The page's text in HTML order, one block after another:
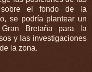
sobre el fondo de la
se podría plantear un
Bretaña para la
y las investigaciones
la zona.